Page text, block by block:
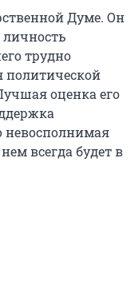
Думе. Он
личность
трудно
политической
оценка его
невосполнимая
всегда будет в